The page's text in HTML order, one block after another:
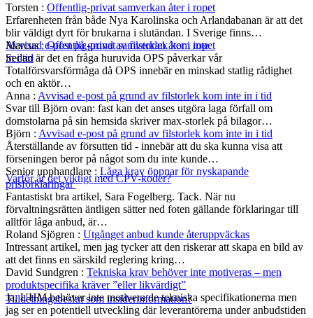
Avvisad e-post på grund av filstorlek kom inte
in i tid
Varför är det viktigt med CPV-koder?
Tilldelningsbeslut som insiderinformation?
Torsten : Offentlig-privat samverkan åter i ropet
Erfarenheten från både Nya Karolinska och Arlandabanan är att det
blir väldigt dyrt för brukarna i slutändan. I Sverige finns…
Marcus:Offentlig-privat samverkan åter i ropet
Sedan är det en fråga huruvida OPS påverkar vår
Totalförsvarsförmåga då OPS innebär en minskad statlig rådighet
och en aktör…
Anna : Avvisad e-post på grund av filstorlek kom inte in i tid
Svar till Björn ovan: fast kan det anses utgöra laga förfall om
domstolarna på sin hemsida skriver max-storlek på bilagor…
Björn : Avvisad e-post på grund av filstorlek kom inte in i tid
Återställande av försutten tid - innebär att du ska kunna visa att
förseningen beror på något som du inte kunde…
Senior upphandlare : Låga krav öppnar för nyskapande
prisförklaringar
Fantastiskt bra artikel, Sara Fogelberg. Tack. När nu
förvaltningsrätten äntligen sätter ned foten gällande förklaringar till
alltför låga anbud, är…
Roland Sjögren : Utgånget anbud kunde återuppväckas
Intressant artikel, men jag tycker att den riskerar att skapa en bild av
att det finns en särskild reglering kring…
David Sundgren : Tekniska krav behöver inte motiveras – men
produktspecifika kräver ”eller likvärdigt”
Ja, UHM behöver inte motivera de tekniska specifikationerna men
jag ser en potentiell utveckling där leverantörerna under anbudstiden